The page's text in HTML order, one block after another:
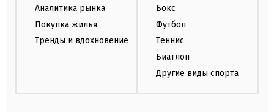
Аналитика рынка
Покупка жилья
Тренды и вдохновение
Бокс
Футбол
Теннис
Биатлон
Другие виды спорта